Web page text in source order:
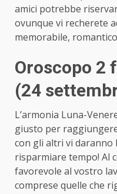
amici potrebbe
ovunque vi recherete
memorabile,
Oroscopo 2
(24
L’armonia Luna-
giusto per
con gli altri vi daranno
risparmiare tempo! Al
favorevole al vostro
comprese quelle che